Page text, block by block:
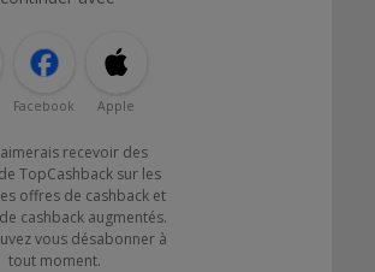
Facebook Apple
recevoir des
TopCashback sur les
offres de cashback et
cashback augmentés.
vous désabonner à
tout moment.